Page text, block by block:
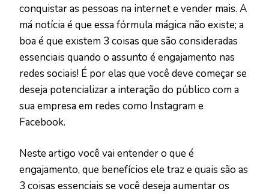
conquistar as pessoas na internet e vender mais. A
má notícia é que essa fórmula mágica não existe; a
boa é que existem 3 coisas que são consideradas
essenciais quando o assunto é engajamento nas
redes sociais! É por elas que você deve começar se
deseja potencializar a interação do público com a
sua empresa em redes como Instagram e
Facebook.
Neste artigo você vai entender o que é
engajamento, que benefícios ele traz e quais são as
3 coisas essenciais se você deseja aumentar os